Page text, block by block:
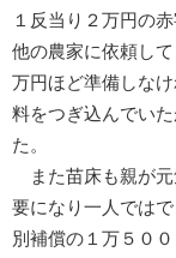
１反当り２万円の
他の農家に依頼し
万円ほど準備しな
料をつぎ込んでい
た。
また苗床も親が元
要になり一人では
別補償の１万５０